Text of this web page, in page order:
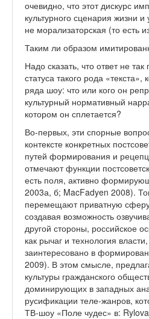
очевидно, что этот дискурс
культурного сценария жизни
не морализаторская (то есть
Таким ли образом
Надо сказать, что ответ не
статуса такого рода
ряда шоу: что или кого он
культурный нормативный
котором он сплетается?
Во-первых, эти спорные
контексте конкретных
путей формирования и
отмечают функции
есть поля, активно
2003а, б; MacFadyen 2008).
перемещают приватную
создавая возможность
другой стороны, российское
как рычаг и технология
заинтересовано в
2009). В этом смысле,
культуры гражданского
доминирующих в западных
русификации теле-жанров,
ТВ-шоу «Поле чудес» в: